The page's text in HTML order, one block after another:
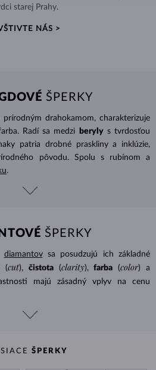
starej Prahy.
NÁS >
ŠPERKY
drahokamom, charakterizuje
Radí sa medzi
beryly s tvrdosťou
patria drobné praskliny a inklúzie,
pôvodu. Spolu s rubínom a
.
ŠPERKY
diamantovsa posudzujú ich základné
(cut), čistota (clarity), farba (color) a
majú zásadný vplyv na cenu
ŠPERKY